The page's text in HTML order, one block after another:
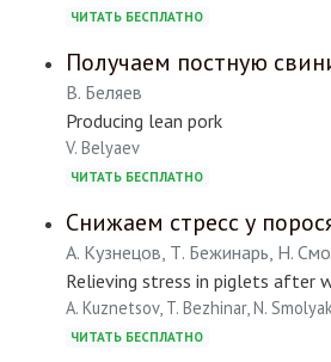
ЧИТАТЬ БЕСПЛАТНО
Получаем постную
В. Беляев
Producing lean pork
V. Belyaev
ЧИТАТЬ БЕСПЛАТНО
Снижаем стресс у
А. Кузнецов, Т. Бежинарь, Н.
Relieving stress in piglets after
A. Kuznetsov, T. Bezhinar, N.
ЧИТАТЬ БЕСПЛАТНО